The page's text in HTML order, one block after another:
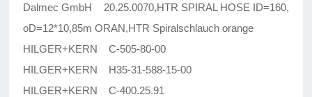
Dalmec GmbH 20.25.0070,HTR SPIRAL HOSE ID=160,
oD=12*10,85m ORAN,HTR Spiralschlauch orange
HILGER+KERN C-505-80-00
HILGER+KERN H35-31-588-15-00
HILGER+KERN C-400.25.91